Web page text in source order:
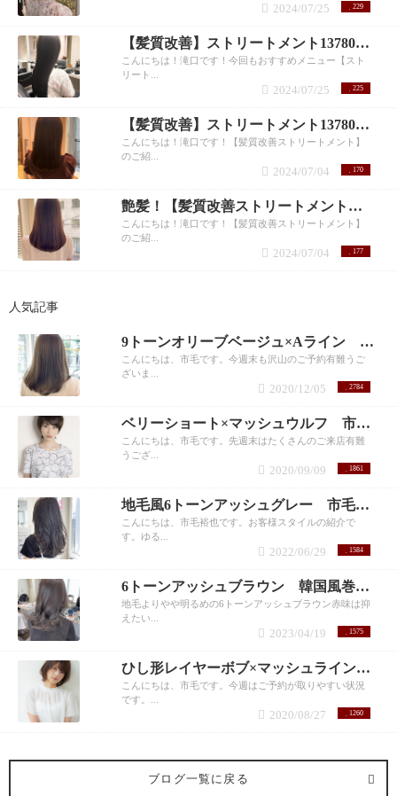
229
2024/07/25
【髪質改善】ストリートメント13780円！ 滝口
こんにちは！滝口です！今回もおすすめメニュー【スト
リート...
225
2024/07/25
【髪質改善】ストリートメント13780円！滝口
こんにちは！滝口です！【髪質改善ストリートメント】
のご紹...
170
2024/07/04
艶髪！【髪質改善ストリートメント】 滝口和城
こんにちは！滝口です！【髪質改善ストリートメント】
のご紹...
177
2024/07/04
人気記事
9トーンオリーブベージュ×Aライン 市毛裕也
こんにちは、市毛です。今週末も沢山のご予約有難うご
ざいま...
2784
2020/12/05
ベリーショート×マッシュウルフ 市毛裕也
こんにちは、市毛です。先週末はたくさんのご来店有難
うござ...
1861
2020/09/09
地毛風6トーンアッシュグレー 市毛裕也
こんにちは、市毛裕也です。お客様スタイルの紹介で
す。ゆる...
1584
2022/06/29
6トーンアッシュブラウン 韓国風巻き髪 市毛
地毛よりやや明るめの6トーンアッシュブラウン赤味は抑
えたい...
1575
2023/04/19
ひし形レイヤーボブ×マッシュライン 市毛裕也
こんにちは、市毛です。今週はご予約が取りやすい状況
です。...
1260
2020/08/27
ブログ一覧に戻る